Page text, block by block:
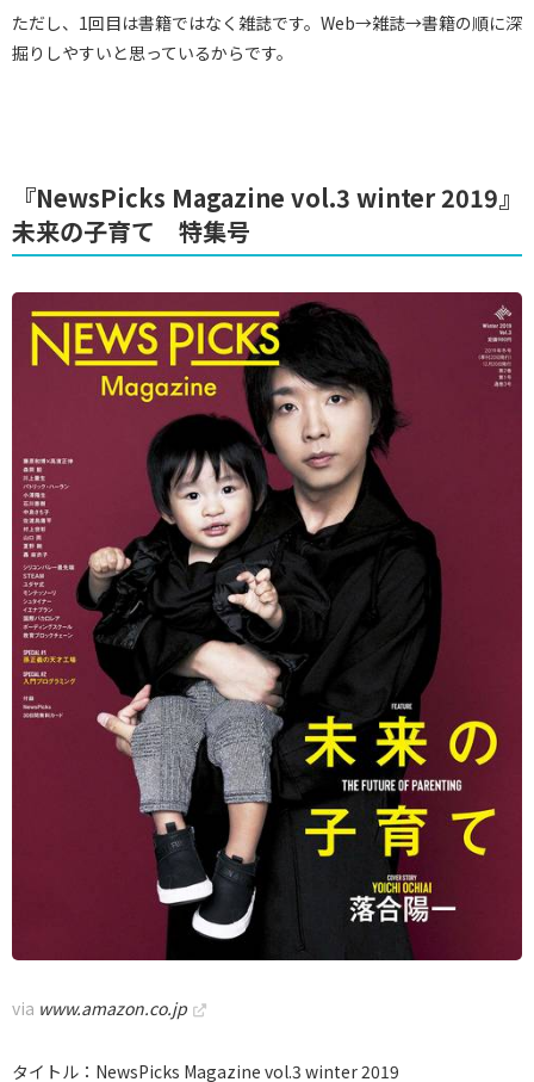
ただし、1回目は書籍ではなく雑誌です。Web→雑誌→書籍の順に深
掘りしやすいと思っているからです。
『NewsPicks Magazine vol.3 winter 2019』
未来の子育て 特集号
via www.amazon.co.jp
タイトル：NewsPicks Magazine vol.3 winter 2019